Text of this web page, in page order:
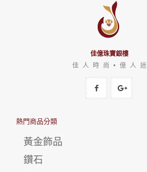
佳億珠寶銀樓
佳 人 時 尚 • 億 人 迷
熱門商品分類
黃金飾品
鑽石